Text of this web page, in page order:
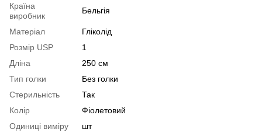
Країна
виробник
Бельгія
Матеріал
Гліколід
Розмір USP
1
Дліна
250 см
Тип голки
Без голки
Стерильність
Так
Колір
Фіолетовий
Одиниці виміру
шт